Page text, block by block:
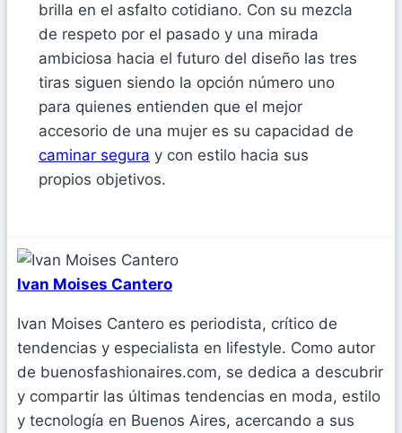
brilla en el asfalto cotidiano. Con su mezcla
de respeto por el pasado y una mirada
ambiciosa hacia el futuro del diseño las tres
tiras siguen siendo la opción número uno
para quienes entienden que el mejor
accesorio de una mujer es su capacidad de
caminar segura y con estilo hacia sus
propios objetivos.
Ivan Moises Cantero
Ivan Moises Cantero es periodista, crítico de
tendencias y especialista en lifestyle. Como autor
de buenosfashionaires.com, se dedica a descubrir
y compartir las últimas tendencias en moda, estilo
y tecnología en Buenos Aires, acercando a sus